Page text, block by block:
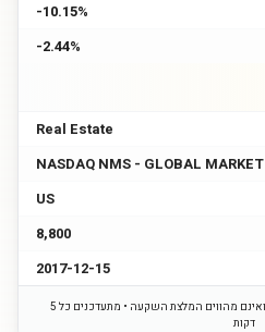
-10.15%
-2.44%
Real Estate
NASDAQ NMS - GLOBAL MARKET
US
8,800
2017-12-15
הנתונים מבוססים על מקורות ציבוריים ואינם מהווים המלצת השקעה • מתעדכנים כל 5
דקות